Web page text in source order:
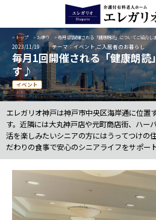
>トップ >お便り > 毎月1回開催される「健康朗読」についてご紹介し
2023/11/19 テーマ：イベント,ご入居者のお暮らし
毎月1回開催される「健康朗読
す♪
イベント
エレガリオ神戸は神戸市中央区海岸通に位置
す。近隣には大丸神戸店や元町商店街、ハー
活を楽しみたいシニアの方にはうってつけの
だわりの食事で安心のシニアライフをサポート